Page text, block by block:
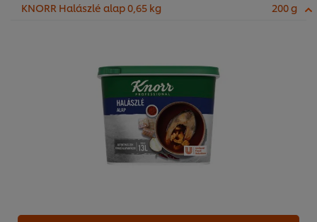
KNORR Halászlé alap 0,65 kg 200 g